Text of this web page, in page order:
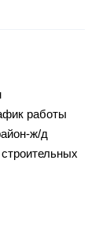
работы
ж/д